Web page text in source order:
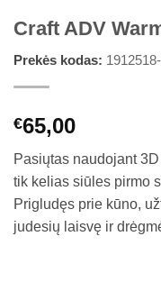
Craft ADV
Prekės kodas:
€65,00
Pasiųtas naudojant
tik kelias siūles pirmo
Prigludęs prie kūno,
judesių laisvę ir